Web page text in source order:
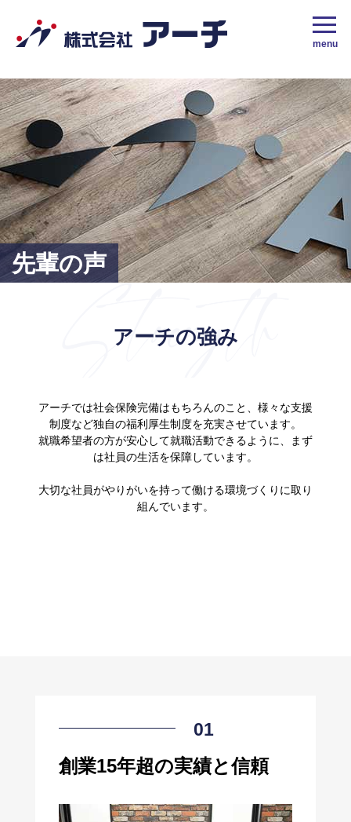
menu
先輩の声
アーチの強み
アーチでは社会保険完備はもちろんのこと、様々な支援
制度など独自の福利厚生制度を充実させています。
就職希望者の方が安心して就職活動できるように、まず
は社員の生活を保障しています。
大切な社員がやりがいを持って働ける環境づくりに取り
組んでいます。
創業15年超の実績と信頼